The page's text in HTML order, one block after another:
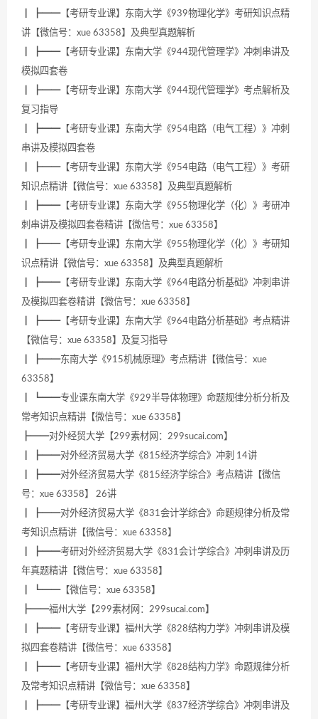
┃ ┣━━【考研专业课】东南大学《939物理化学》考研知识点精
讲【微信号：xue 63358】及典型真题解析
┃ ┣━━【考研专业课】东南大学《944现代管理学》冲刺串讲及
模拟四套卷
┃ ┣━━【考研专业课】东南大学《944现代管理学》考点解析及
复习指导
┃ ┣━━【考研专业课】东南大学《954电路（电气工程）》冲刺
串讲及模拟四套卷
┃ ┣━━【考研专业课】东南大学《954电路（电气工程）》考研
知识点精讲【微信号：xue 63358】及典型真题解析
┃ ┣━━【考研专业课】东南大学《955物理化学（化）》考研冲
刺串讲及模拟四套卷精讲【微信号：xue 63358】
┃ ┣━━【考研专业课】东南大学《955物理化学（化）》考研知
识点精讲【微信号：xue 63358】及典型真题解析
┃ ┣━━【考研专业课】东南大学《964电路分析基础》冲刺串讲
及模拟四套卷精讲【微信号：xue 63358】
┃ ┣━━【考研专业课】东南大学《964电路分析基础》考点精讲
【微信号：xue 63358】及复习指导
┃ ┣━━东南大学《915机械原理》考点精讲【微信号：xue
63358】
┃ ┗━━专业课东南大学《929半导体物理》命题规律分析分析及
常考知识点精讲【微信号：xue 63358】
┣━━对外经贸大学【299素材网：299sucai.com】
┃ ┣━━对外经济贸易大学《815经济学综合》冲刺 14讲
┃ ┣━━对外经济贸易大学《815经济学综合》考点精讲【微信
号：xue 63358】 26讲
┃ ┣━━对外经济贸易大学《831会计学综合》命题规律分析及常
考知识点精讲【微信号：xue 63358】
┃ ┣━━考研对外经济贸易大学《831会计学综合》冲刺串讲及历
年真题精讲【微信号：xue 63358】
┃ ┗━━【微信号：xue 63358】
┣━━福州大学【299素材网：299sucai.com】
┃ ┣━━【考研专业课】福州大学《828结构力学》冲刺串讲及模
拟四套卷精讲【微信号：xue 63358】
┃ ┣━━【考研专业课】福州大学《828结构力学》命题规律分析
及常考知识点精讲【微信号：xue 63358】
┃ ┣━━【考研专业课】福州大学《837经济学综合》冲刺串讲及